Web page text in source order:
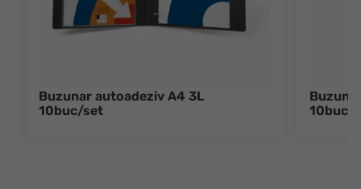
Buzunar autoadeziv A4 3L
10buc/set
10buc/